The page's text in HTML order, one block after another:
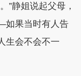
静姐说起父母，
如果当时有人告
生会不会不一